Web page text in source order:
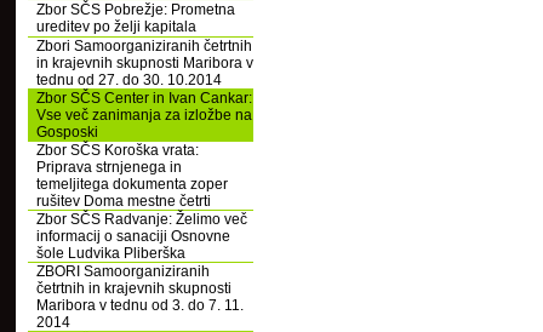
Zbor SČS Pobrežje: Prometna
ureditev po želji kapitala
Zbori Samoorganiziranih četrtnih
in krajevnih skupnosti Maribora v
tednu od 27. do 30. 10.2014
Zbor SČS Center in Ivan Cankar:
Vse več zanimanja za izložbe na
Gosposki
Zbor SČS Koroška vrata:
Priprava strnjenega in
temeljitega dokumenta zoper
rušitev Doma mestne četrti
Zbor SČS Radvanje: Želimo več
informacij o sanaciji Osnovne
šole Ludvika Pliberška
ZBORI Samoorganiziranih
četrtnih in krajevnih skupnosti
Maribora v tednu od 3. do 7. 11.
2014